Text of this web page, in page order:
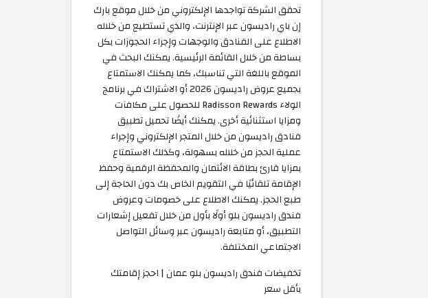
تحقق الشركة تواجدها الإلكتروني من خلال موقع بارك
إن باي راديسون عبر الإنترنت، والذي تستطيع من خلاله
الاطلاع على الفنادق والوجهات وإجراء الحجوزات بكل
بساطة من خلال القائمة الرئيسية. يمكنك البحث في
الموقع باللغة التي تناسبك، كما يمكنك الاستمتاع
بجميع عروض راديسون 2026 أو الاشتراك في برنامج
الولاء Radisson Rewards للحصول على مكافآت
ومزايا استثنائية أخرى. يمكنك أيضًا تحميل تطبيق
فنادق راديسون من خلال المتجر الإلكتروني وإجراء
عملية الحجز من خلاله بسهولة، وكذلك الاستمتاع
بمزايا قارئ بطاقة الائتمان والمحفظة الرقمية وحفظ
الإقامة تلقائيًا في التقويم الخاص بك دون الحاجة إلى
طبع الحجز. يمكنك الاطلاع على خصومات وعروض
فندق راديسون بلو أولًا بأول من خلال تفعيل إشعارات
التطبيق، أو متابعة راديسون عبر وسائل التواصل
الاجتماعي المختلفة.
تخفيضات فندق راديسون بلو عمان | احجز إقامتك
بأقل سعر